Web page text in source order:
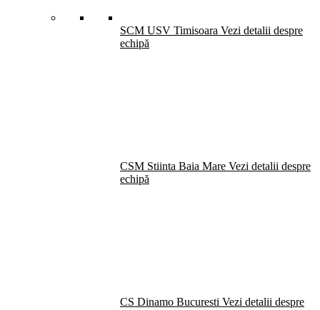
SCM USV Timisoara Vezi detalii despre
echipă
CSM Stiinta Baia Mare Vezi detalii despre
echipă
CS Dinamo Bucuresti Vezi detalii despre